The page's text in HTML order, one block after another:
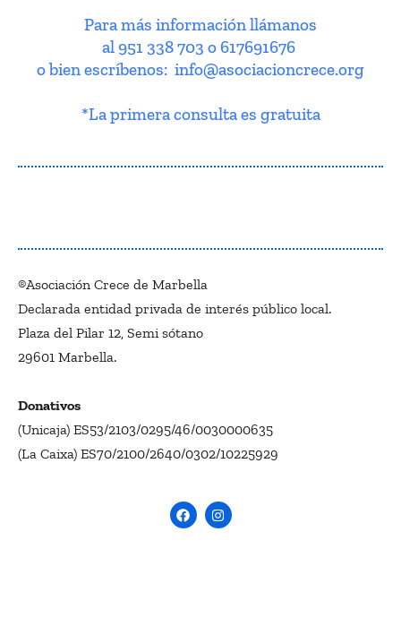
Para más información llámanos
al 951 338 703 o 617691676
o bien escríbenos: info@asociacioncrece.org
*La primera consulta es gratuita
®Asociación Crece de Marbella
Declarada entidad privada de interés público local.
Plaza del Pilar 12, Semi sótano
29601 Marbella.
Donativos
(Unicaja) ES53/2103/0295/46/0030000635
(La Caixa) ES70/2100/2640/0302/10225929